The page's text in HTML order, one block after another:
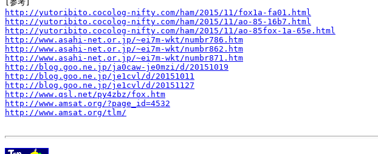
http://yutoribito.cocolog-nifty.com/ham/2015/11/fox1a-fa01.html
http://yutoribito.cocolog-nifty.com/ham/2015/11/ao-85-16b7.html
http://yutoribito.cocolog-nifty.com/ham/2015/11/ao-85fox-1a-65e.html
http://www.asahi-net.or.jp/~ei7m-wkt/numbr786.htm
http://www.asahi-net.or.jp/~ei7m-wkt/numbr862.htm
http://www.asahi-net.or.jp/~ei7m-wkt/numbr871.htm
http://blog.goo.ne.jp/ja0caw-je0mzi/d/20151019
http://blog.goo.ne.jp/je1cvl/d/20151011
http://blog.goo.ne.jp/je1cvl/d/20151127
http://www.qsl.net/py4zbz/fox.htm
http://www.amsat.org/?page_id=4532
http://www.amsat.org/tlm/